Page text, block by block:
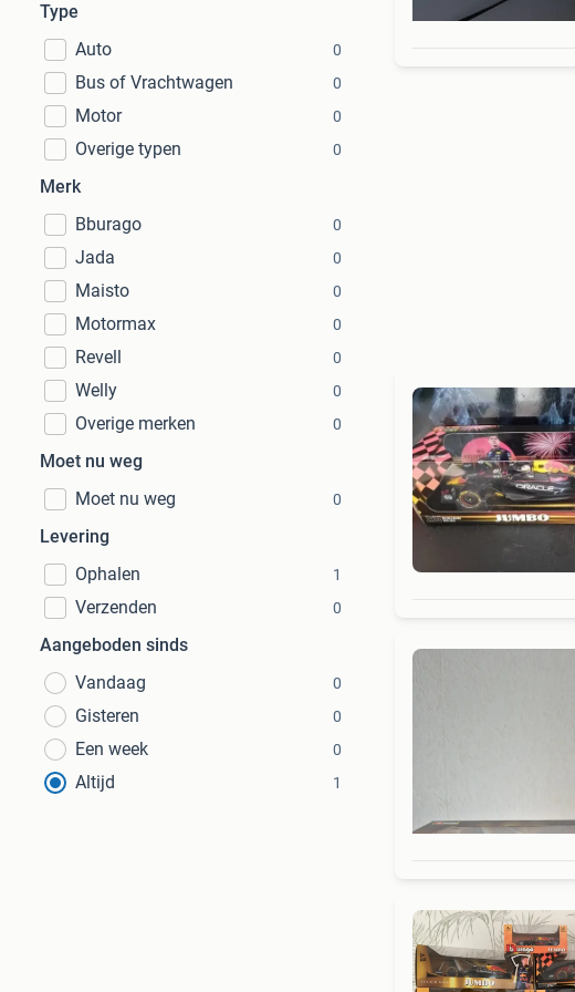
Type
Auto
0
Bus of Vrachtwagen 0
Motor 0
Overige typen 0
Merk
Bburago
0
Jada 0
Maisto 0
Motormax 0
Revell 0
Welly 0
Overige merken 0
Moet nu weg
Moet nu weg
0
Levering
Ophalen
1
Verzenden 0
Aangeboden sinds
Vandaag
0
Gisteren 0
Een week 0
Altijd 1